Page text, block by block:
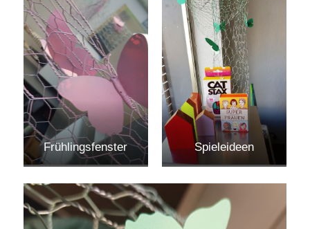
Frühlingsfenster Spieleideen